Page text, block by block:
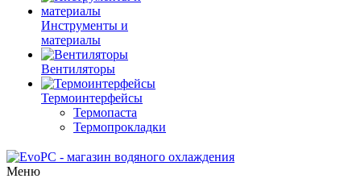
Инструменты и
материалы
Вентиляторы
Термоинтерфейсы
Термопаста
Термопрокладки
Меню